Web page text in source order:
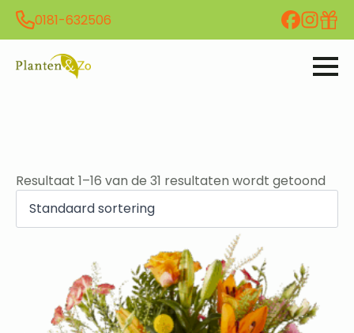
0181-632506
Resultaat 1–16 van de 31 resultaten wordt getoond